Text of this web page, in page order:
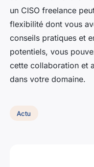
un CISO freelance
flexibilité dont vous
conseils pratiques et
potentiels, vous
cette collaboration et
dans votre domaine.
Actu